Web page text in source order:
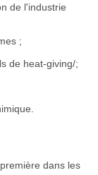
de l'industrie
;
de heat-giving/;
dans les